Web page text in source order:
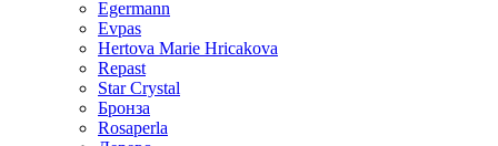
Egermann
Evpas
Hertova Marie Hricakova
Repast
Star Crystal
Бронза
Rosaperla